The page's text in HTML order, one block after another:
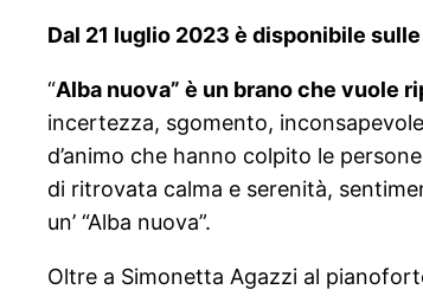
Dal 21 luglio 2023 è disponibile
“Alba nuova” è un brano che vuole
incertezza, sgomento,
d’animo che hanno colpito le
di ritrovata calma e serenità,
un’ “Alba nuova”.
Oltre a Simonetta Agazzi al